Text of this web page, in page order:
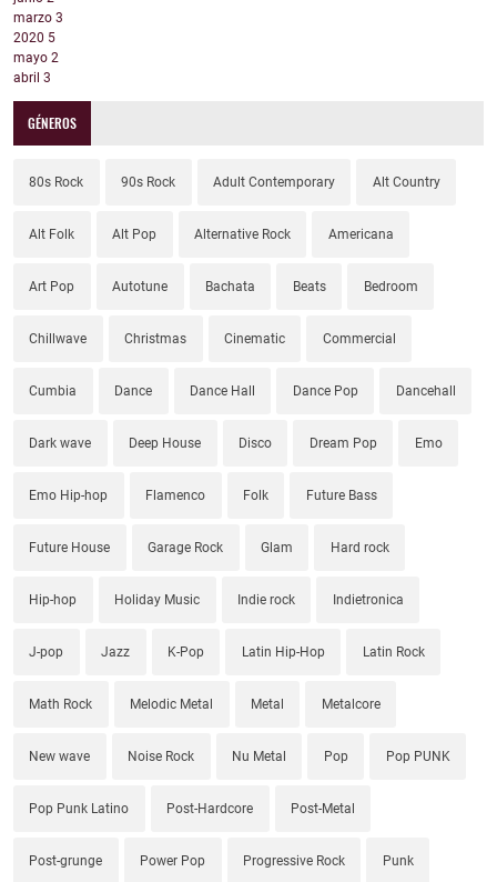
marzo 3
2020 5
mayo 2
abril 3
GÉNEROS
80s Rock 90s Rock Adult Contemporary Alt Country
Alt Folk Alt Pop Alternative Rock Americana
Art Pop Autotune Bachata Beats Bedroom
Chillwave Christmas Cinematic Commercial
Cumbia Dance Dance Hall Dance Pop Dancehall
Dark wave Deep House Disco Dream Pop Emo
Emo Hip-hop Flamenco Folk Future Bass
Future House Garage Rock Glam Hard rock
Hip-hop Holiday Music Indie rock Indietronica
J-pop Jazz K-Pop Latin Hip-Hop Latin Rock
Math Rock Melodic Metal Metal Metalcore
New wave Noise Rock Nu Metal Pop Pop PUNK
Pop Punk Latino Post-Hardcore Post-Metal
Post-grunge Power Pop Progressive Rock Punk